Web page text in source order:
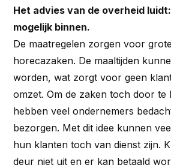
Het advies van de overheid
mogelijk binnen.
De maatregelen zorgen voor
horecazaken. De maaltijden
worden, wat zorgt voor geen
omzet. Om de zaken toch door te
hebben veel ondernemers
bezorgen. Met dit idee kunnen
hun klanten toch van dienst zijn.
deur niet uit en er kan betaald